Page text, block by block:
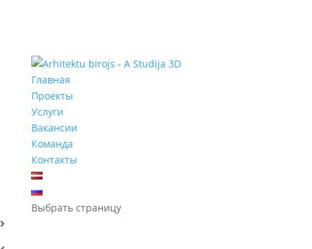
Главная
Проекты
Услуги
Вакансии
Команда
Контакты
Выбрать страницу